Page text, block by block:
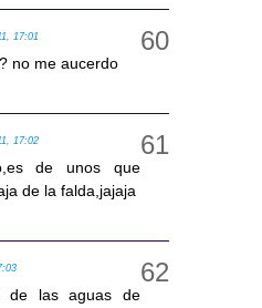
17:01
no me aucerdo
17:02
de unos que
de la falda,jajaja
las aguas de